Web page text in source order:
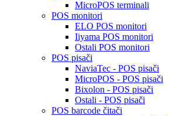
MicroPOS terminali
POS monitori
ELO POS monitori
Iiyama POS monitori
Ostali POS monitori
POS pisači
NaviaTec - POS pisači
MicroPOS - POS pisači
Bixolon - POS pisači
Ostali - POS pisači
POS barcode čitači